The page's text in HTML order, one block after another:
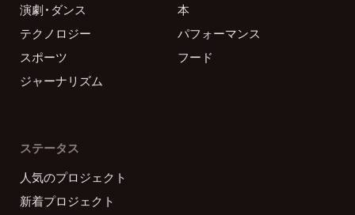
演劇・ダンス
本
テクノロジー
パフォーマンス
スポーツ
フード
ジャーナリズム
ステータス
人気のプロジェクト
新着プロジェクト